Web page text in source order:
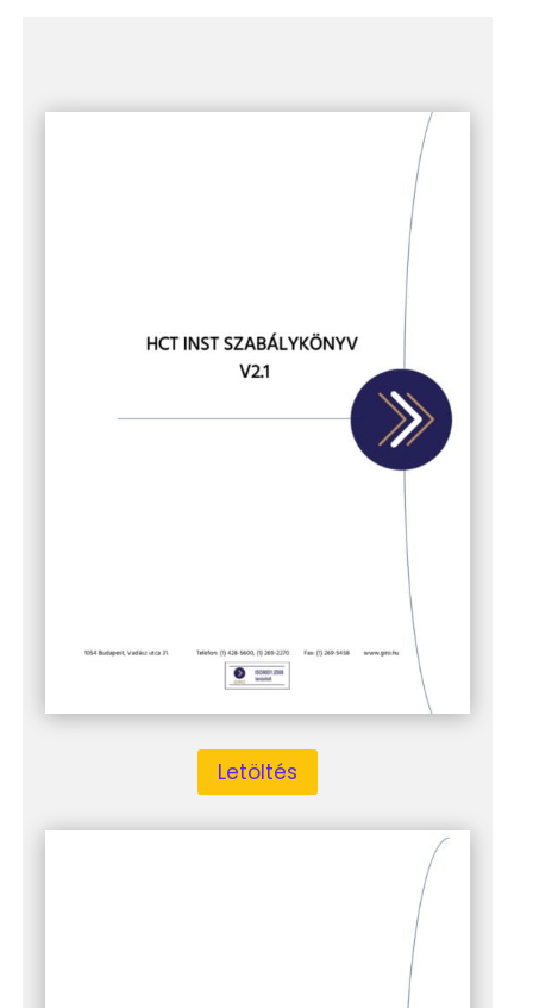
Letöltés